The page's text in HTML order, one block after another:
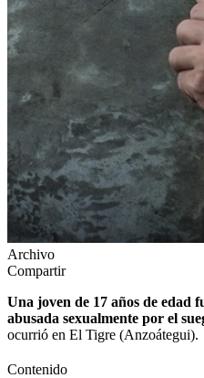
Archivo
Compartir
Una joven de 17 años de edad
abusada sexualmente por el
ocurrió en El Tigre (Anzoátegui).
Contenido